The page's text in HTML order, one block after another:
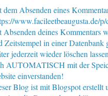
dem Absenden eines
www.facileetbeaugusta.de/
Absenden deines Kommentars
Zeitstempel in einer
jederzeit wieder löschen
AUTOMATISCH mit der
einverstanden!
Blog ist mit Blogspot erstellt